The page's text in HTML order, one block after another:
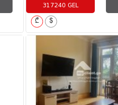
317240 GEL
₾ $